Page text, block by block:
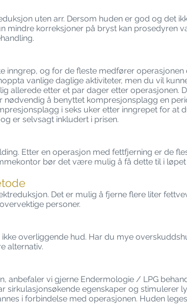
uten arr. Dersom huden er god og det
mindre korreksjoner på bryst kan prosedyren
inngrep, og for de fleste medfører
vanlige daglige aktiviteter, men du vil
allerede etter et par dager etter operasjonen.
nødvendig å benyttet kompresjonsplagg en
i seks uker etter inngrepet for at
er selvsagt inkludert i prisen.
Etter en operasjon med fettfjerning er de
bør det være mulig å få dette til i
Det er mulig å fjerne flere liter
personer.
overliggende hud. Har du mye
alternativ.
anbefaler vi gjerne Endermologie / LPG
sirkulasjonsøkende egenskaper og stimulerer
i forbindelse med operasjonen. Huden